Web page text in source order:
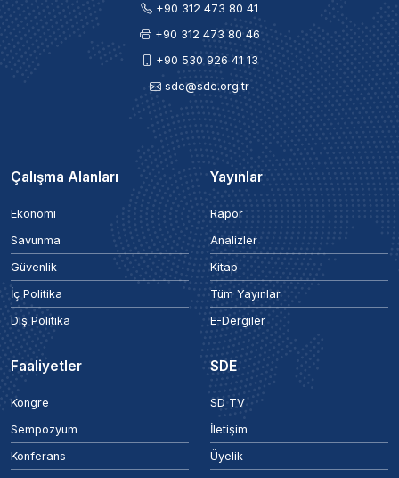
+90 312 473 80 41
+90 312 473 80 46
+90 530 926 41 13
sde@sde.org.tr
Çalışma Alanları
Ekonomi
Savunma
Güvenlik
İç Politika
Dış Politika
Yayınlar
Rapor
Analizler
Kitap
Tüm Yayınlar
E-Dergiler
Faaliyetler
Kongre
Sempozyum
Konferans
SDE
SD TV
İletişim
Üyelik